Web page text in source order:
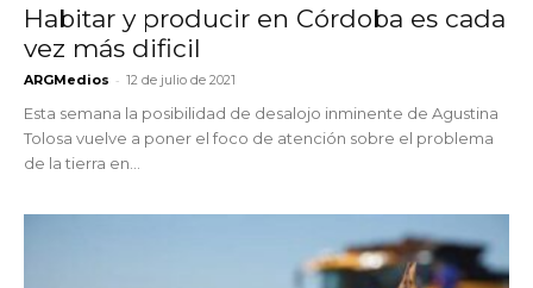
Habitar y producir en Córdoba es cada
vez más dificil
ARGMedios - 12 de julio de 2021
Esta semana la posibilidad de desalojo inminente de Agustina
Tolosa vuelve a poner el foco de atención sobre el problema
de la tierra en...